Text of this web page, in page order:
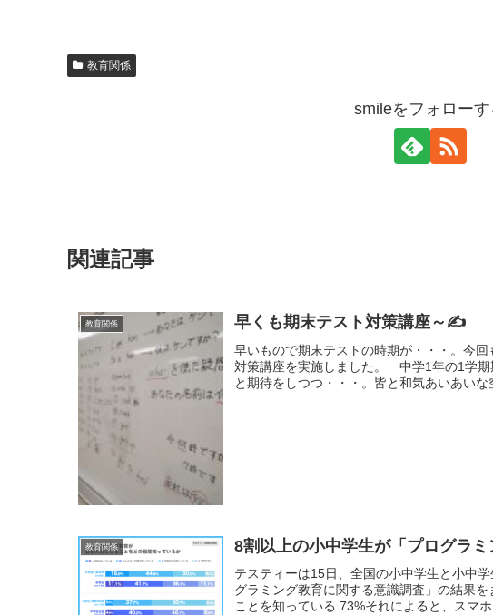
教育関係
smileをフォローす
関連記事
教育関係 早くも期末テスト対策講座～✍
早いもので期末テストの時期が・・・。今
対策講座を実施しました。 中学1年の1学期
と期待をしつつ・・・。皆と和気あいあいな
教育関係 8割以上の小中学生が「プログラミ
テスティーは15日、全国の小中学生と小中
グラミング教育に関する意識調査」の結果
ことを知っている 73%それによると、スマ